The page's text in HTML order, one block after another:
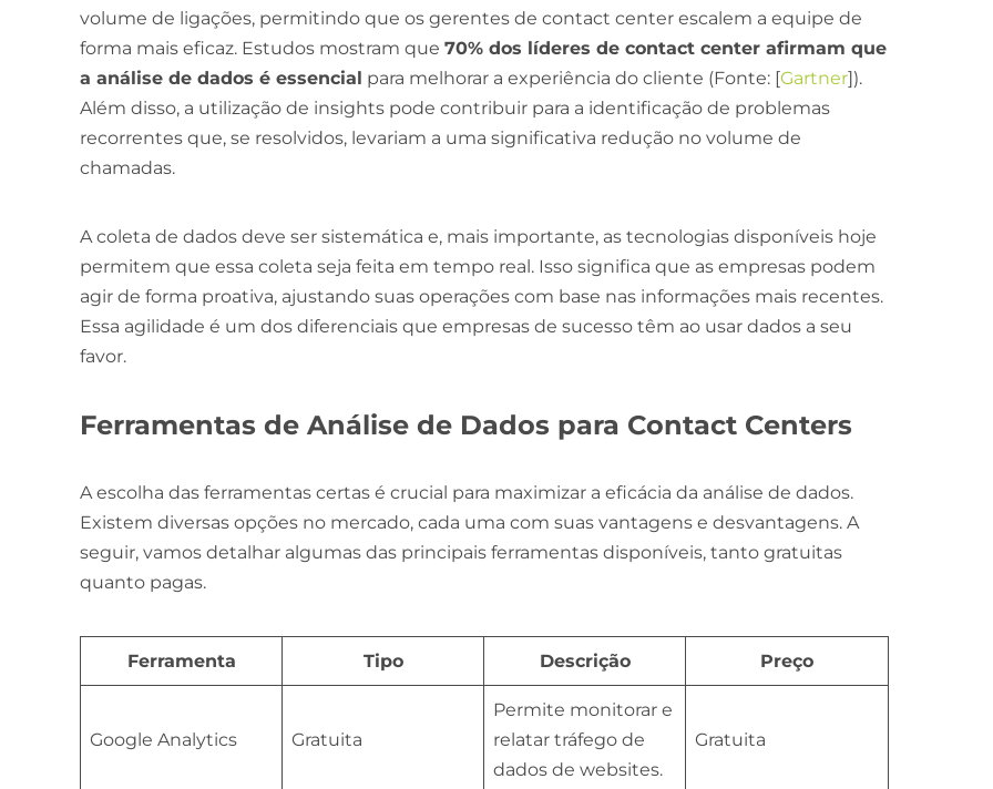
volume de ligações, permitindo que os gerentes de contact center escalem a equipe de
forma mais eficaz. Estudos mostram que 70% dos líderes de contact center afirmam que
a análise de dados é essencial para melhorar a experiência do cliente (Fonte: [Gartner]).
Além disso, a utilização de insights pode contribuir para a identificação de problemas
recorrentes que, se resolvidos, levariam a uma significativa redução no volume de
chamadas.
A coleta de dados deve ser sistemática e, mais importante, as tecnologias disponíveis hoje
permitem que essa coleta seja feita em tempo real. Isso significa que as empresas podem
agir de forma proativa, ajustando suas operações com base nas informações mais recentes.
Essa agilidade é um dos diferenciais que empresas de sucesso têm ao usar dados a seu
favor.
Ferramentas de Análise de Dados para Contact Centers
A escolha das ferramentas certas é crucial para maximizar a eficácia da análise de dados.
Existem diversas opções no mercado, cada uma com suas vantagens e desvantagens. A
seguir, vamos detalhar algumas das principais ferramentas disponíveis, tanto gratuitas
quanto pagas.
Ferramenta Tipo Descrição Preço
Google Analytics Gratuita
Permite monitorar e
relatar tráfego de
dados de websites.
Gratuita